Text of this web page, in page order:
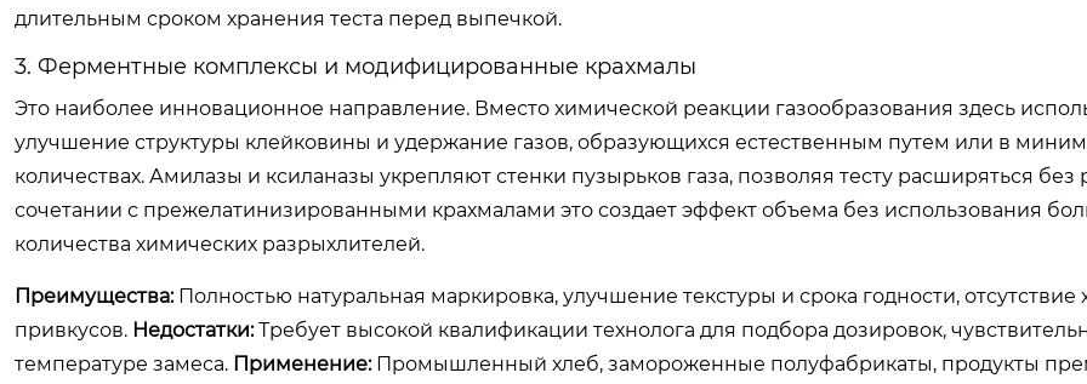
длительным сроком хранения теста перед выпечкой.
3. Ферментные комплексы и модифицированные крахмалы
Это наиболее инновационное направление. Вместо химической реакции газообразования здесь
улучшение структуры клейковины и удержание газов, образующихся естественным путем или в
количествах. Амилазы и ксиланазы укрепляют стенки пузырьков газа, позволяя тесту расширяться без
сочетании с прежелатинизированными крахмалами это создает эффект объема без использования
количества химических разрыхлителей.
Преимущества:Полностью натуральная маркировка, улучшение текстуры и срока годности, отсутствие
привкусов. Недостатки:Требует высокой квалификации технолога для подбора дозировок,
температуре замеса. Применение:Промышленный хлеб, замороженные полуфабрикаты, продукты